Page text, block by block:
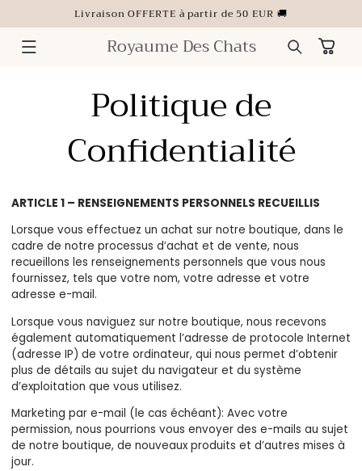
AU
CONTENU
Livraison OFFERTE à partir de 50 EUR 🚚
Royaume Des Chats Panier
Politique de
Confidentialité
ARTICLE 1 – RENSEIGNEMENTS PERSONNELS RECUEILLIS
Lorsque vous effectuez un achat sur notre boutique, dans le
cadre de notre processus d’achat et de vente, nous
recueillons les renseignements personnels que vous nous
fournissez, tels que votre nom, votre adresse et votre
adresse e-mail.
Lorsque vous naviguez sur notre boutique, nous recevons
également automatiquement l’adresse de protocole Internet
(adresse IP) de votre ordinateur, qui nous permet d’obtenir
plus de détails au sujet du navigateur et du système
d’exploitation que vous utilisez.
Marketing par e-mail (le cas échéant): Avec votre
permission, nous pourrions vous envoyer des e-mails au sujet
de notre boutique, de nouveaux produits et d’autres mises à
jour.